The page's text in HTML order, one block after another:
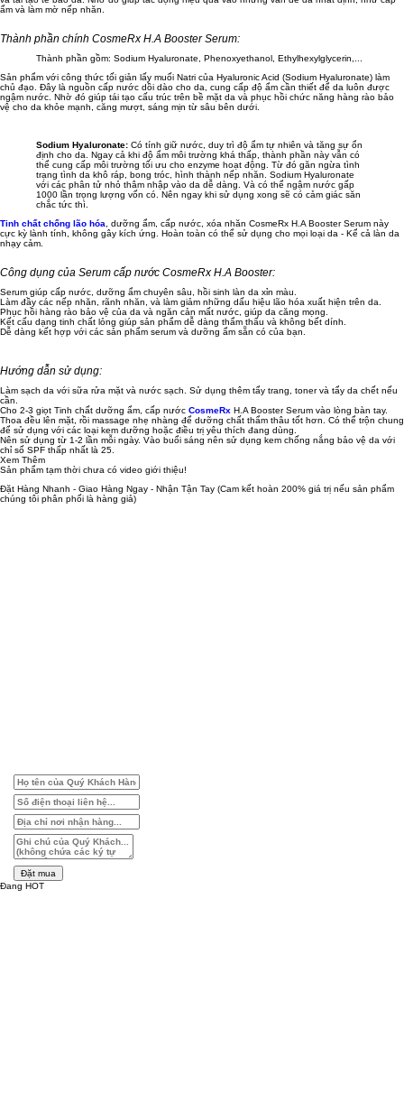
ẩm và làm mờ nếp nhăn.
Thành phần chính CosmeRx H.A Booster Serum:
Thành phần gồm: Sodium Hyaluronate, Phenoxyethanol, Ethylhexylglycerin,...
Sản phẩm với công thức tối giản lấy muối Natri của Hyaluronic Acid (Sodium Hyaluronate) làm
chủ đạo. Đây là nguồn cấp nước dồi dào cho da, cung cấp độ ẩm cần thiết để da luôn được
ngậm nước. Nhờ đó giúp tái tạo cấu trúc trên bề mặt da và phục hồi chức năng hàng rào bảo
vệ cho da khỏe mạnh, căng mượt, sáng mịn từ sâu bên dưới.
Sodium Hyaluronate: Có tính giữ nước, duy trì độ ẩm tự nhiên và tăng sự ổn
định cho da. Ngay cả khi độ ẩm môi trường khá thấp, thành phần này vẫn có
thể cung cấp môi trường tối ưu cho enzyme hoạt động. Từ đó găn ngừa tình
trạng tình da khô ráp, bong tróc, hình thành nếp nhăn. Sodium Hyaluronate
với các phân tử nhỏ thâm nhập vào da dễ dàng. Và có thể ngậm nước gấp
1000 lần trọng lượng vốn có. Nên ngay khi sử dụng xong sẽ có cảm giác săn
chắc tức thì.
Tinh chất chống lão hóa , dưỡng ẩm, cấp nước, xóa nhăn CosmeRx H.A Booster Serum này
cực kỳ lành tính, không gây kích ứng. Hoàn toàn có thể sử dụng cho mọi loại da - Kể cả làn da
nhạy cảm.
Công dụng của Serum cấp nước CosmeRx H.A Booster:
Serum giúp cấp nước, dưỡng ẩm chuyên sâu, hồi sinh làn da xỉn màu.
Làm đầy các nếp nhăn, rãnh nhăn, và làm giảm những dấu hiệu lão hóa xuất hiện trên da.
Phục hồi hàng rào bảo vệ của da và ngăn cản mất nước, giúp da căng mọng.
Kết cấu dạng tinh chất lỏng giúp sản phẩm dễ dàng thẩm thấu và không bết dính.
Dễ dàng kết hợp với các sản phẩm serum và dưỡng ẩm sẵn có của bạn.
Hướng dẫn sử dụng:
Làm sạch da với sữa rửa mặt và nước sạch. Sử dụng thêm tẩy trang, toner và tẩy da chết nếu
cần.
Cho 2-3 giọt Tinh chất dưỡng ẩm, cấp nước CosmeRx H.A Booster Serum vào lòng bàn tay.
Thoa đều lên mặt, rồi massage nhẹ nhàng để dưỡng chất thẩm thâu tốt hơn. Có thể trộn chung
để sử dụng với các loại kem dưỡng hoặc điều trị yêu thích đang dùng.
Nên sử dụng từ 1-2 lần mỗi ngày. Vào buổi sáng nên sử dụng kem chống nắng bảo vệ da với
chỉ số SPF thấp nhất là 25.
Xem Thêm
Sản phẩm tạm thời chưa có video giới thiệu!
Đặt Hàng Nhanh - Giao Hàng Ngay - Nhận Tận Tay (Cam kết hoàn 200% giá trị nếu sản phẩm
chúng tôi phân phối là hàng giả)
Đặt mua
Đang HOT